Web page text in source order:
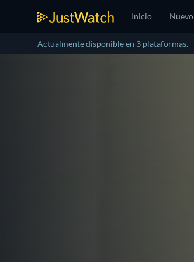
Inicio Nuevo
Actualmente disponible en 3 plataformas.